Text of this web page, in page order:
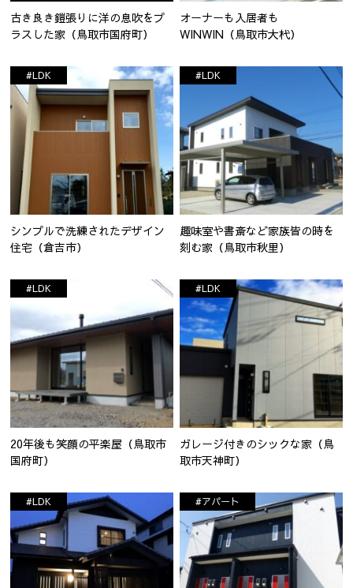
古き良き鎧張りに洋の息吹をプ
ラスした家（鳥取市国府町）
オーナーも入居者も
WINWIN（鳥取市大杙）
シンプルで洗練されたデザイン
住宅（倉吉市）
#LDK
趣味室や書斎など家族皆の時を
刻む家（鳥取市秋里）
#LDK
20年後も笑顔の平楽屋（鳥取市
国府町）
#LDK
ガレージ付きのシックな家（鳥
取市天神町）
#LDK
#LDK #アパート